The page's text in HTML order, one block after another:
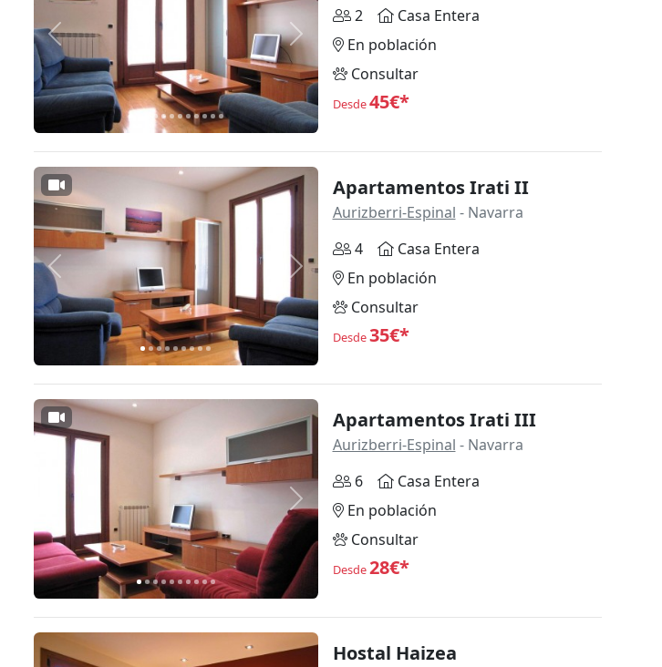
Anterior Siguiente
2
Casa Entera
En población
Consultar
Desde45€*
Anterior Siguiente
Apartamentos Irati II
Aurizberri-Espinal - Navarra
4
Casa Entera
En población
Consultar
Desde35€*
Siguiente
Apartamentos Irati III
Aurizberri-Espinal - Navarra
6
Casa Entera
En población
Consultar
Desde28€*
Hostal Haizea